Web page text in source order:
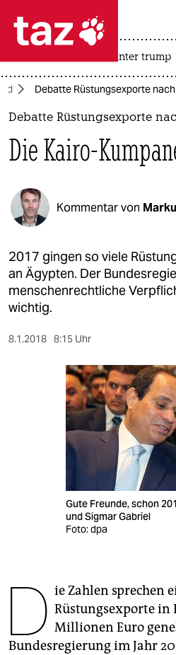
 taz zahl ich
taz zahl ich
politik
öko
gesellschaft
kultur
sport
berlin
wahrheit
veranstaltungen
fragen & hilfe
genossenschaft
epaper login
usa unter trump
Debatte Rüstungsexporte
Debatte Rüstungsexporte
Die Kairo-
Kommentar von
2017 gingen so viele
an Ägypten. Der
menschenrechtliche
wichtig.
8.1.2018 8:15 Uhr
Gute Freunde, schon
und Sigmar Gabriel
Foto: dpa
D ie Zahlen sprechen
Rüstungsexporte in
Millionen Euro
Bundesregierung im Jahr